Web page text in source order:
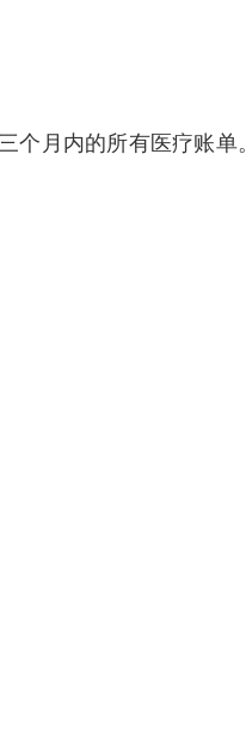
个月内的所有医疗账单